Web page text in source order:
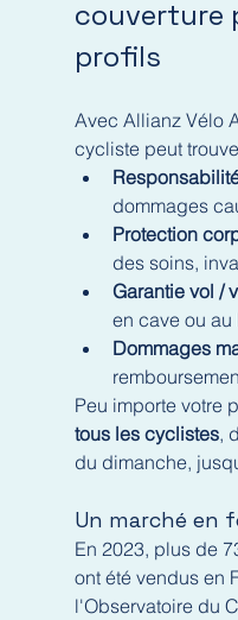
couverture
profils
Avec Allianz Vélo
cycliste peut
dommages
Protection
des soins,
Garantie vol /
en cave ou au
Dommages
Peu importe votre
tous les cyclistes,
du dimanche,
Un marché en
En 2023, plus de
ont été vendus en
l'Observatoire du